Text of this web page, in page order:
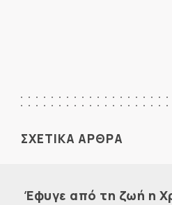
ΣΧΕΤΙΚΑ ΑΡΘΡΑ
Έφυγε από τη ζωή η